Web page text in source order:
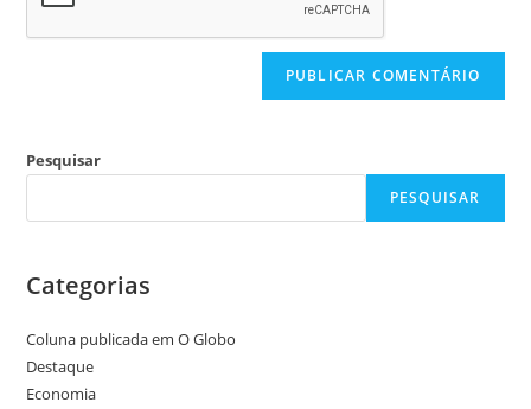
Pesquisar
PESQUISAR
Categorias
Coluna publicada em O Globo
Destaque
Economia